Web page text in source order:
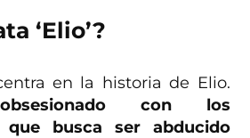
‘Elio’?
en la historia de Elio.
con los
que busca ser abducido